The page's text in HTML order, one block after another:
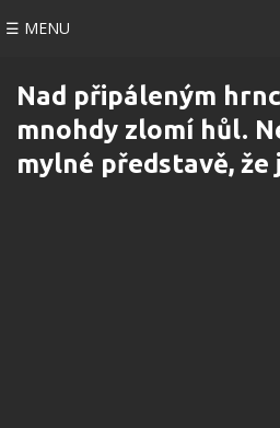
☰ MENU
Nad připáleným
mnohdy zlomí hůl.
mylné představě, že